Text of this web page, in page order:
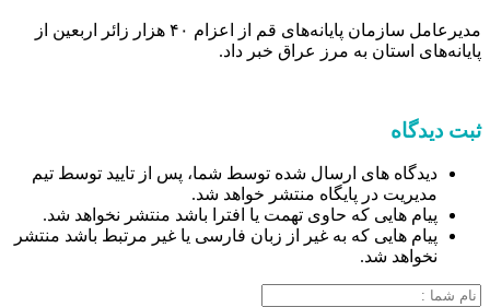
مدیرعامل سازمان پایانه‌های قم از اعزام ۴۰ هزار زائر اربعین از
پایانه‌های استان به مرز عراق خبر داد.
ثبت دیدگاه
دیدگاه های ارسال شده توسط شما، پس از تایید توسط تیم
مدیریت در پایگاه منتشر خواهد شد.
پیام هایی که حاوی تهمت یا افترا باشد منتشر نخواهد شد.
پیام هایی که به غیر از زبان فارسی یا غیر مرتبط باشد منتشر
نخواهد شد.